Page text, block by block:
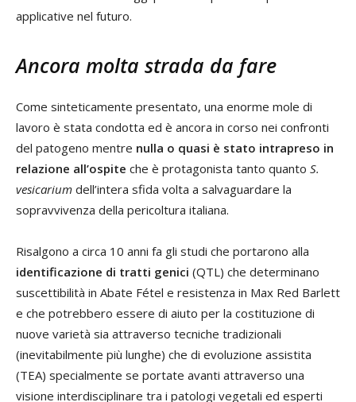
applicative nel futuro.
Ancora molta strada da fare
Come sinteticamente presentato, una enorme mole di
lavoro è stata condotta ed è ancora in corso nei confronti
del patogeno mentre nulla o quasi è stato intrapreso in
relazione all’ospite che è protagonista tanto quanto S.
vesicarium dell’intera sfida volta a salvaguardare la
sopravvivenza della pericoltura italiana.
Risalgono a circa 10 anni fa gli studi che portarono alla
identificazione di tratti genici (QTL) che determinano
suscettibilità in Abate Fétel e resistenza in Max Red Barlett
e che potrebbero essere di aiuto per la costituzione di
nuove varietà sia attraverso tecniche tradizionali
(inevitabilmente più lunghe) che di evoluzione assistita
(TEA) specialmente se portate avanti attraverso una
visione interdisciplinare tra i patologi vegetali ed esperti